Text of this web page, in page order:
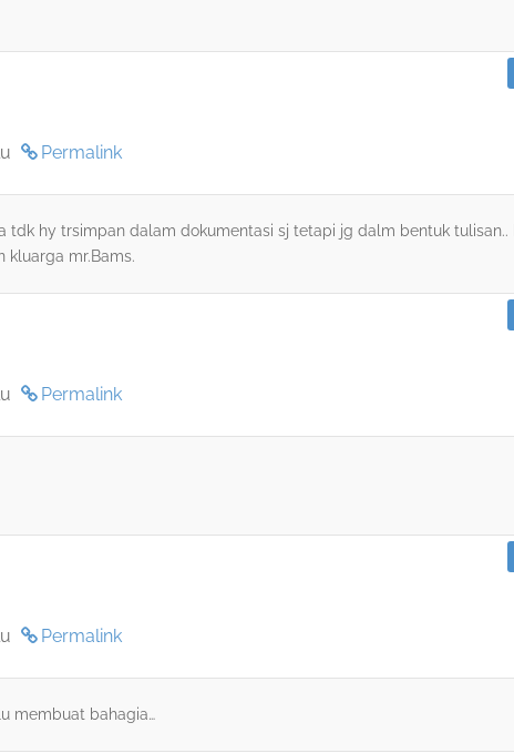
Permalink
tdk hy trsimpan dalam dokumentasi sj tetapi jg dalm bentuk tulisan..
kluarga mr.Bams.
Permalink
Permalink
membuat bahagia…